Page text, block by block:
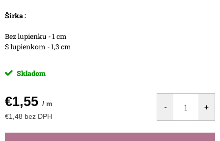
Šírka :
Bez lupienku - 1 cm
S lupienkom - 1,3 cm
Skladom
€1,55 / m
€1,48 bez DPH